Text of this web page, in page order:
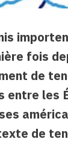
fois
de
entre les
de